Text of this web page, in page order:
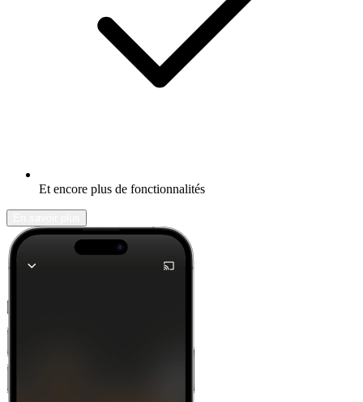
Et encore plus de fonctionnalités